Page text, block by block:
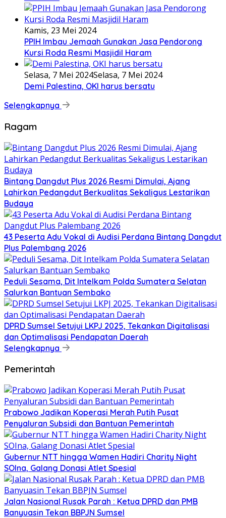
Kamis, 23 Mei 2024
PPIH Imbau Jemaah Gunakan Jasa Pendorong
Kursi Roda Resmi Masjidil Haram
Selasa, 7 Mei 2024Selasa, 7 Mei 2024
Demi Palestina, OKI harus bersatu
Selengkapnya
Ragam
Bintang Dangdut Plus 2026 Resmi Dimulai, Ajang
Lahirkan Pedangdut Berkualitas Sekaligus Lestarikan
Budaya
43 Peserta Adu Vokal di Audisi Perdana Bintang Dangdut
Plus Palembang 2026
Peduli Sesama, Dit Intelkam Polda Sumatera Selatan
Salurkan Bantuan Sembako
DPRD Sumsel Setujui LKPJ 2025, Tekankan Digitalisasi
dan Optimalisasi Pendapatan Daerah
Selengkapnya
Pemerintah
Prabowo Jadikan Koperasi Merah Putih Pusat
Penyaluran Subsidi dan Bantuan Pemerintah
Gubernur NTT hingga Wamen Hadiri Charity Night
SOIna, Galang Donasi Atlet Spesial
Jalan Nasional Rusak Parah : Ketua DPRD dan PMB
Banyuasin Tekan BBPJN Sumsel